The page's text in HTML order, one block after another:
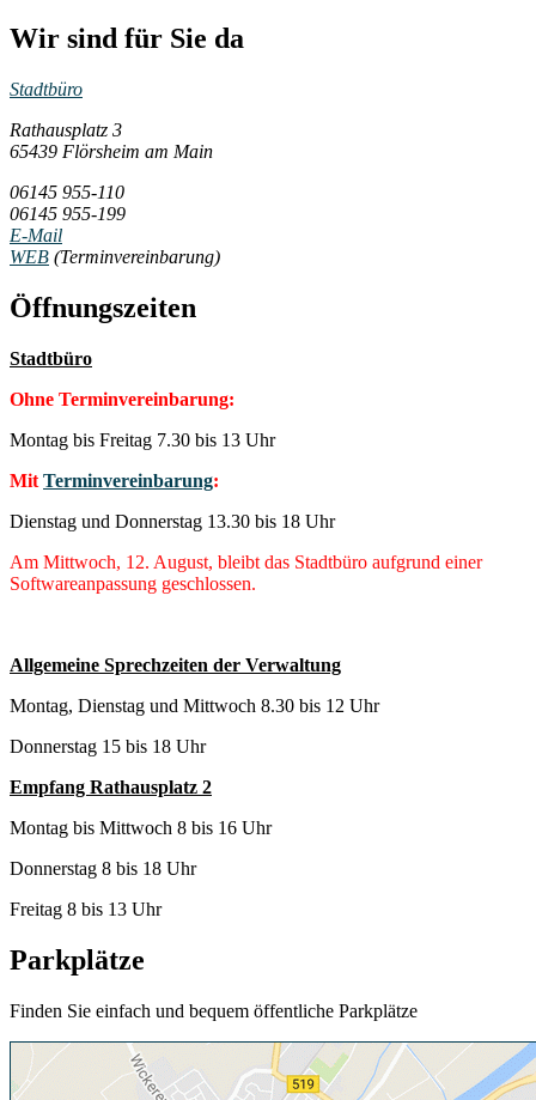
Wir sind für Sie da
Stadtbüro
Rathausplatz 3
65439 Flörsheim am Main
06145 955-110
06145 955-199
E-Mail
WEB (Terminvereinbarung)
Öffnungszeiten
Stadtbüro
Ohne Terminvereinbarung:
Montag bis Freitag 7.30 bis 13 Uhr
Mit Terminvereinbarung:
Dienstag und Donnerstag 13.30 bis 18 Uhr
Am Mittwoch, 12. August, bleibt das Stadtbüro aufgrund einer
Softwareanpassung geschlossen.
Allgemeine Sprechzeiten der Verwaltung
Montag, Dienstag und Mittwoch 8.30 bis 12 Uhr
Donnerstag 15 bis 18 Uhr
Empfang Rathausplatz 2
Montag bis Mittwoch 8 bis 16 Uhr
Donnerstag 8 bis 18 Uhr
Freitag 8 bis 13 Uhr
Parkplätze
Finden Sie einfach und bequem öffentliche Parkplätze